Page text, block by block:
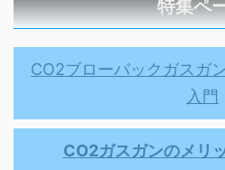
特集ペ
CO2ブローバックガスガ
入門
CO2ガスガンのメリ